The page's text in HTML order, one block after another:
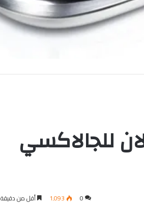
للجالاكسي
0 1٬093 أقل من دقيقة